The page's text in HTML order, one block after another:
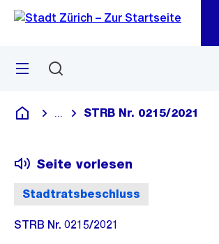
Navigation
Sprunglink
Menü
Deutsch
Blende alle Breadcrumbs ein
STRB Nr. 0215/2021
Stadtratsbeschluss
Seite vorlesen
STRB Nr. 0215/2021